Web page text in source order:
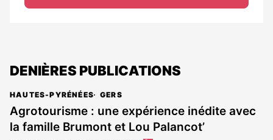
DENIÈRES PUBLICATIONS
HAUTES-PYRÉNÉES GERS
Agrotourisme : une expérience inédite avec
la famille Brumont et Lou Palancot’